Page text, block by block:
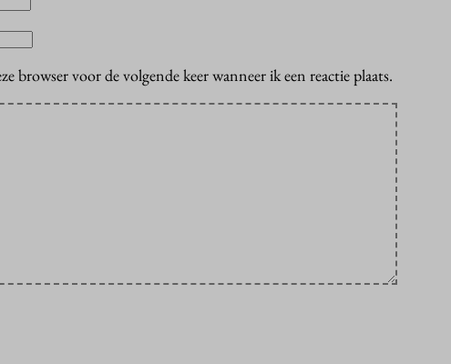
browser voor de volgende keer wanneer ik een reactie plaats.